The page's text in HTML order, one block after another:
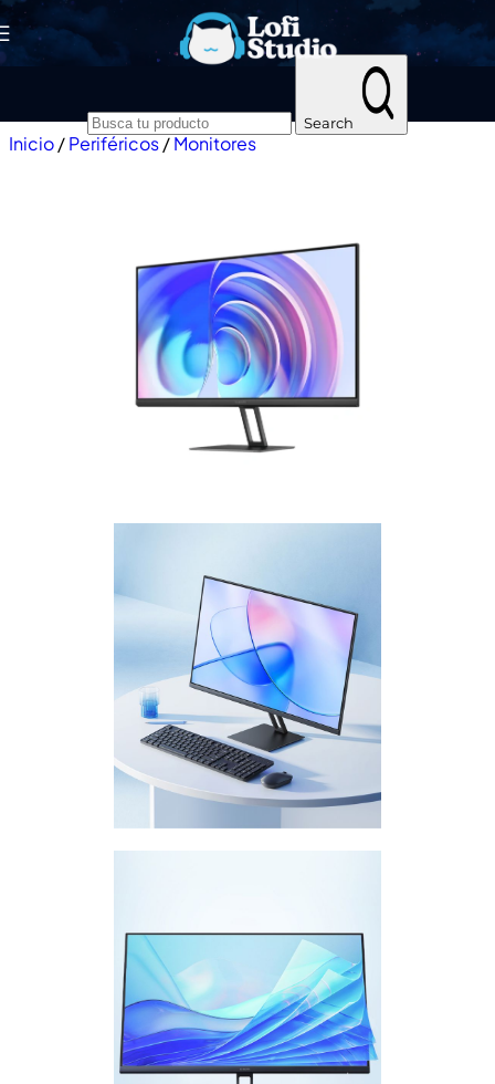
Skip to navigation Skip to main content
Search
Inicio/Periféricos/Monitores